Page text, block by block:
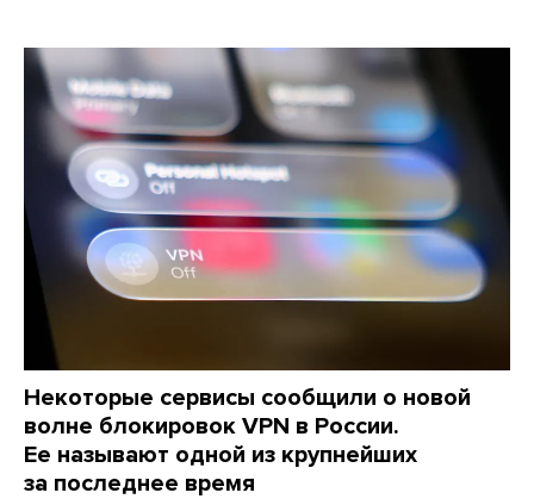
Некоторые сервисы сообщили о новой
волне блокировок VPN в России.
Ее называют одной из крупнейших
за последнее время